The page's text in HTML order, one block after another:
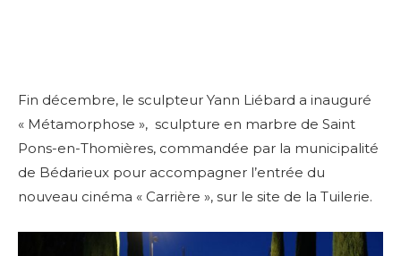
Fin décembre, le sculpteur Yann Liébard a inauguré
« Métamorphose », sculpture en marbre de Saint
Pons-en-Thomières, commandée par la municipalité
de Bédarieux pour accompagner l’entrée du
nouveau cinéma « Carrière », sur le site de la Tuilerie.